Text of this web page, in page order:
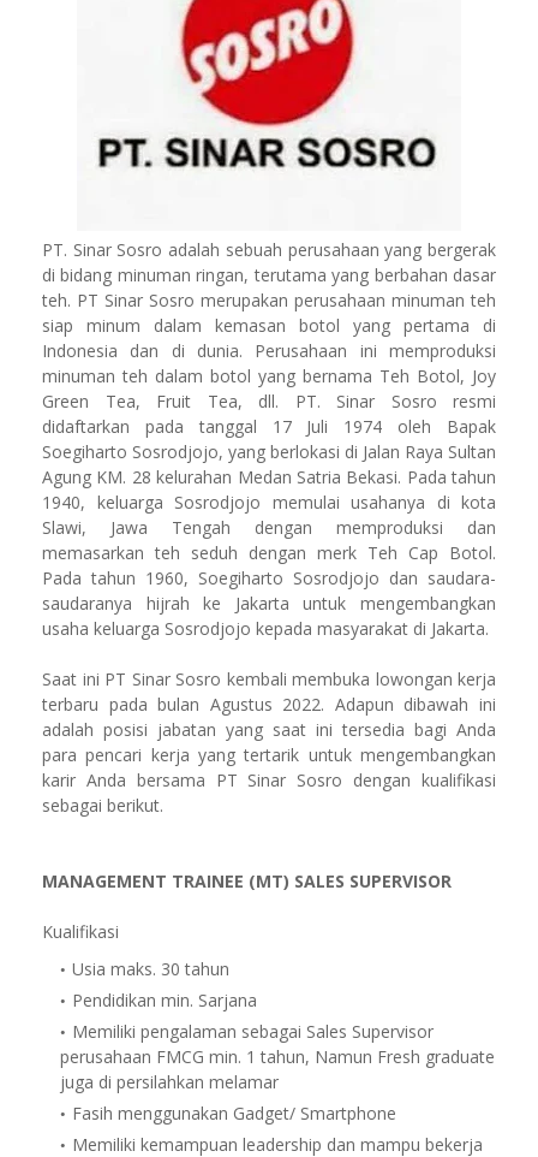
PT. Sinar Sosro adalah sebuah perusahaan yang bergerak
di bidang minuman ringan, terutama yang berbahan dasar
teh. PT Sinar Sosro merupakan perusahaan minuman teh
siap minum dalam kemasan botol yang pertama di
Indonesia dan di dunia. Perusahaan ini memproduksi
minuman teh dalam botol yang bernama Teh Botol, Joy
Green Tea, Fruit Tea, dll. PT. Sinar Sosro resmi
didaftarkan pada tanggal 17 Juli 1974 oleh Bapak
Soegiharto Sosrodjojo, yang berlokasi di Jalan Raya Sultan
Agung KM. 28 kelurahan Medan Satria Bekasi. Pada tahun
1940, keluarga Sosrodjojo memulai usahanya di kota
Slawi, Jawa Tengah dengan memproduksi dan
memasarkan teh seduh dengan merk Teh Cap Botol.
Pada tahun 1960, Soegiharto Sosrodjojo dan saudara-
saudaranya hijrah ke Jakarta untuk mengembangkan
usaha keluarga Sosrodjojo kepada masyarakat di Jakarta.
Saat ini PT Sinar Sosro kembali membuka lowongan kerja
terbaru pada bulan Agustus 2022. Adapun dibawah ini
adalah posisi jabatan yang saat ini tersedia bagi Anda
para pencari kerja yang tertarik untuk mengembangkan
karir Anda bersama PT Sinar Sosro dengan kualifikasi
sebagai berikut.
MANAGEMENT TRAINEE (MT) SALES SUPERVISOR
Kualifikasi
Usia maks. 30 tahun
Pendidikan min. Sarjana
Memiliki pengalaman sebagai Sales Supervisor
perusahaan FMCG min. 1 tahun, Namun Fresh graduate
juga di persilahkan melamar
Fasih menggunakan Gadget/ Smartphone
Memiliki kemampuan leadership dan mampu bekerja